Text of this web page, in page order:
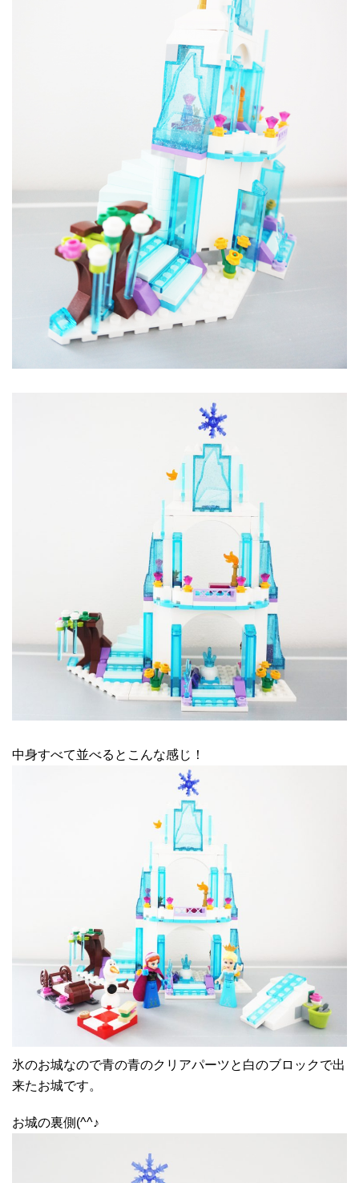
中身すべて並べるとこんな感じ！
氷のお城なので青の青のクリアパーツと白のブロックで出
来たお城です。
お城の裏側(^^♪